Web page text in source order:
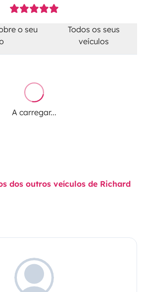
o seu
Todos os seus
veículos
A carregar...
dos outros veículos de Richard